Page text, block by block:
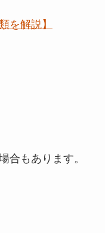
を解説】
合もあります。